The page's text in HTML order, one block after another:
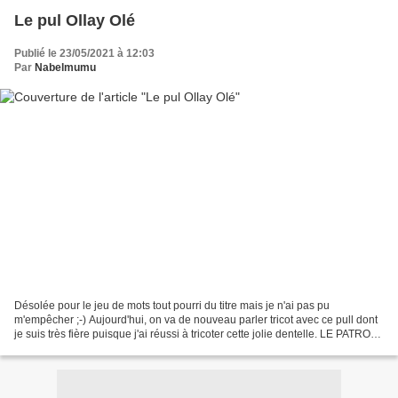
Le pul Ollay Olé
Publié le 23/05/2021 à 12:03
Par Nabelmumu
Désolée pour le jeu de mots tout pourri du titre mais je n'ai pas pu
m'empêcher ;-) Aujourd'hui, on va de nouveau parler tricot avec ce pull dont
je suis très fière puisque j'ai réussi à tricoter cette jolie dentelle. LE PATRON :